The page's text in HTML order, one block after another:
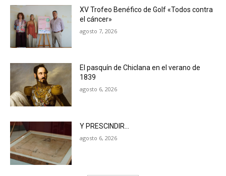
XV Trofeo Benéfico de Golf «Todos contra
el cáncer»
agosto 7, 2026
El pasquín de Chiclana en el verano de
1839
agosto 6, 2026
Y PRESCINDIR…
agosto 6, 2026